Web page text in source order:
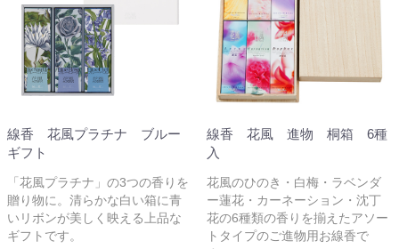
線香 花風プラチナ ブルー
ギフト
「花風プラチナ」の3つの香りを
贈り物に。清らかな白い箱に青
いリボンが美しく映える上品な
ギフトです。
線香 花風 進物 桐箱 6種
入
花風のひのき・白梅・ラベンダ
ー蓮花・カーネーション・沈丁
花の6種類の香りを揃えたアソー
トタイプのご進物用お線香で